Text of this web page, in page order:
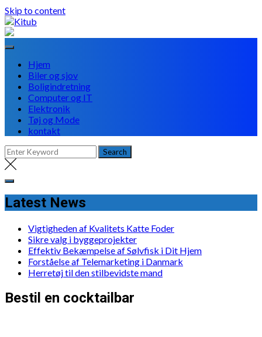
Skip to content
Hjem
Biler og sjov
Boligindretning
Computer og IT
Elektronik
Tøj og Mode
kontakt
Latest News
Vigtigheden af Kvalitets Katte Foder
Sikre valg i byggeprojekter
Effektiv Bekæmpelse af Sølvfisk i Dit Hjem
Forståelse af Telemarketing i Danmark
Herretøj til den stilbevidste mand
Bestil en cocktailbar